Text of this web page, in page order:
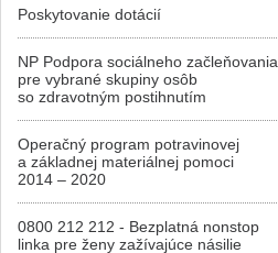
Poskytovanie dotácií
NP Podpora sociálneho začleňovania
pre vybrané skupiny osôb
so zdravotným postihnutím
Operačný program potravinovej
a základnej materiálnej pomoci
2014 – 2020
0800 212 212 - Bezplatná nonstop
linka pre ženy zažívajúce násilie